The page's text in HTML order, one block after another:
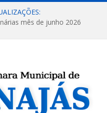
mês de junho 2026